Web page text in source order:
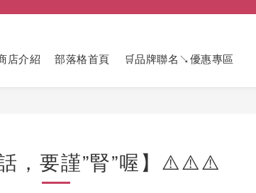
店介紹 部落格首頁 🛒品牌聯名↘優惠專區
話，要謹”腎”喔】⚠️⚠️⚠️​